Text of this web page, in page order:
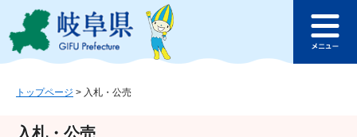
ジ
ュ
このページの本文へ
ュ
トップページ > 入札・公売
入札・公売